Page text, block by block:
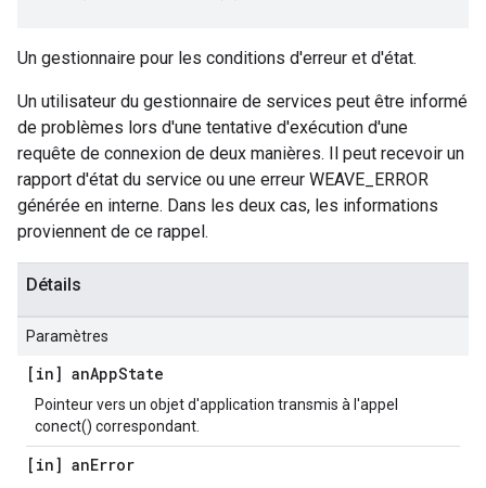
Un gestionnaire pour les conditions d'erreur et d'état.
Un utilisateur du gestionnaire de services peut être informé
de problèmes lors d'une tentative d'exécution d'une
requête de connexion de deux manières. Il peut recevoir un
rapport d'état du service ou une erreur WEAVE_ERROR
générée en interne. Dans les deux cas, les informations
proviennent de ce rappel.
Détails
Paramètres
[in] anAppState
Pointeur vers un objet d'application transmis à l'appel
conect() correspondant.
[in] anError